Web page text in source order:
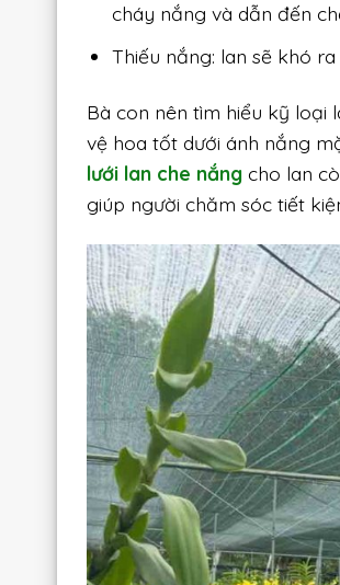
cháy nắng và dẫn đến
Thiếu nắng: lan sẽ khó
Bà con nên tìm hiểu kỹ loại
vệ hoa tốt dưới ánh nắng
lưới lan che nắng cho lan
giúp người chăm sóc tiết